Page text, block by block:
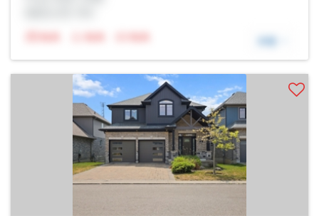
N/A
N/A N/A 详细